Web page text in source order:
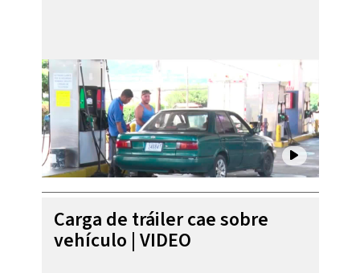
Carga de tráiler cae sobre
vehículo | VIDEO